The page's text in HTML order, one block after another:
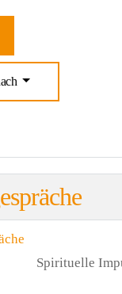
Spirituelle